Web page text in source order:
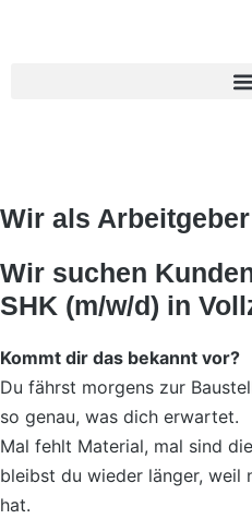
Wir als Arbeitgeber
Wir suchen
SHK (m/w/d) in
Kommt dir das bekannt vor?
Du fährst morgens zur
so genau, was dich erwartet.
Mal fehlt Material, mal sind
bleibst du wieder länger, weil
hat.